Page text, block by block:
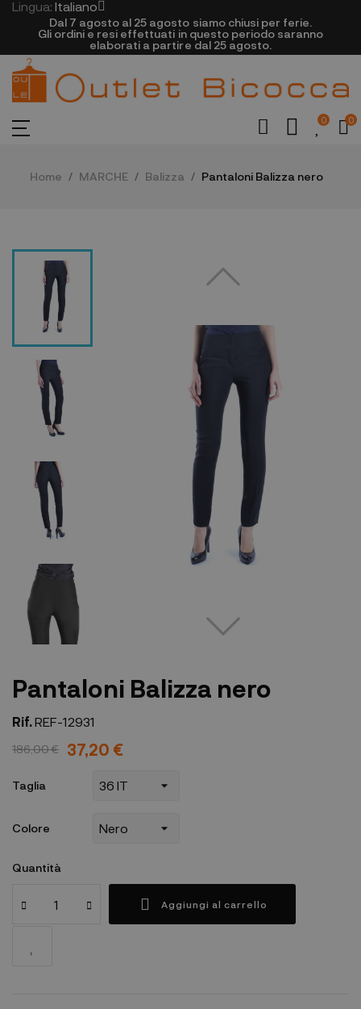
Lingua: Italiano
Dal 7 agosto al 25 agosto siamo chiusi per ferie.
Gli ordini e resi effettuati in questo periodo saranno
elaborati a partire dal 25 agosto.
0 0
Home MARCHE Balizza Pantaloni Balizza nero
Pantaloni Balizza nero
Rif.REF-12931
186,00 € 37,20 €
Taglia
Colore
Quantità
Aggiungi al carrello